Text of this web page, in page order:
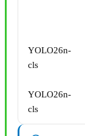
YOLO26n-
cls
YOLO26n-
cls